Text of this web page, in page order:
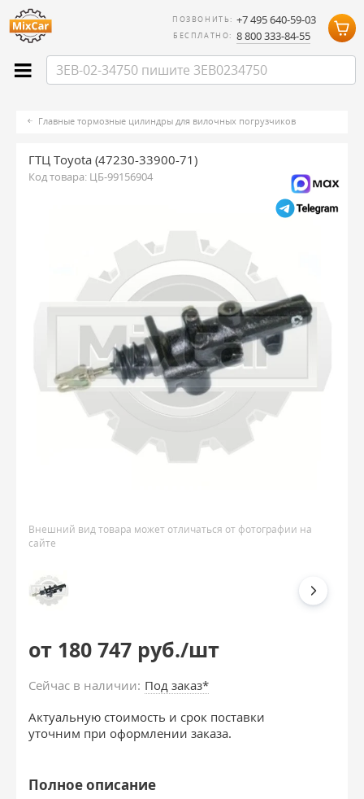
ПОЗВОНИТЬ: +7 495 640-59-03
БЕСПЛАТНО: 8 800 333-84-55
Главные тормозные цилиндры для вилочных погрузчиков
ГТЦ Toyota (47230-33900-71)
Код товара: ЦБ-99156904
Внешний вид товара может отличаться от фотографии на
сайте
от 180 747 руб./шт
Сейчас в наличии: Под заказ*
Актуальную стоимость и срок поставки
уточним при оформлении заказа.
Полное описание